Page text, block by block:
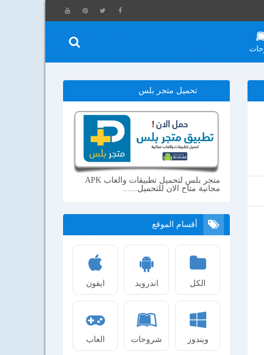
تحميل متجر بلس
متجر بلس لتحميل تطبيقات والعاب APK
مجانية متاح الان للتحميل......
أقسام الموقع
الكل اندرويد ايفون
ويندوز شروحات العاب